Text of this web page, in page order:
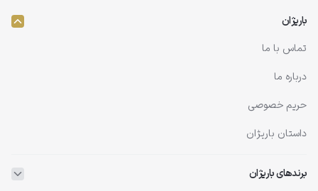
باریژان
تماس با ما
درباره ما
حریم خصوصی
داستان باریژان
برندهای باریژان